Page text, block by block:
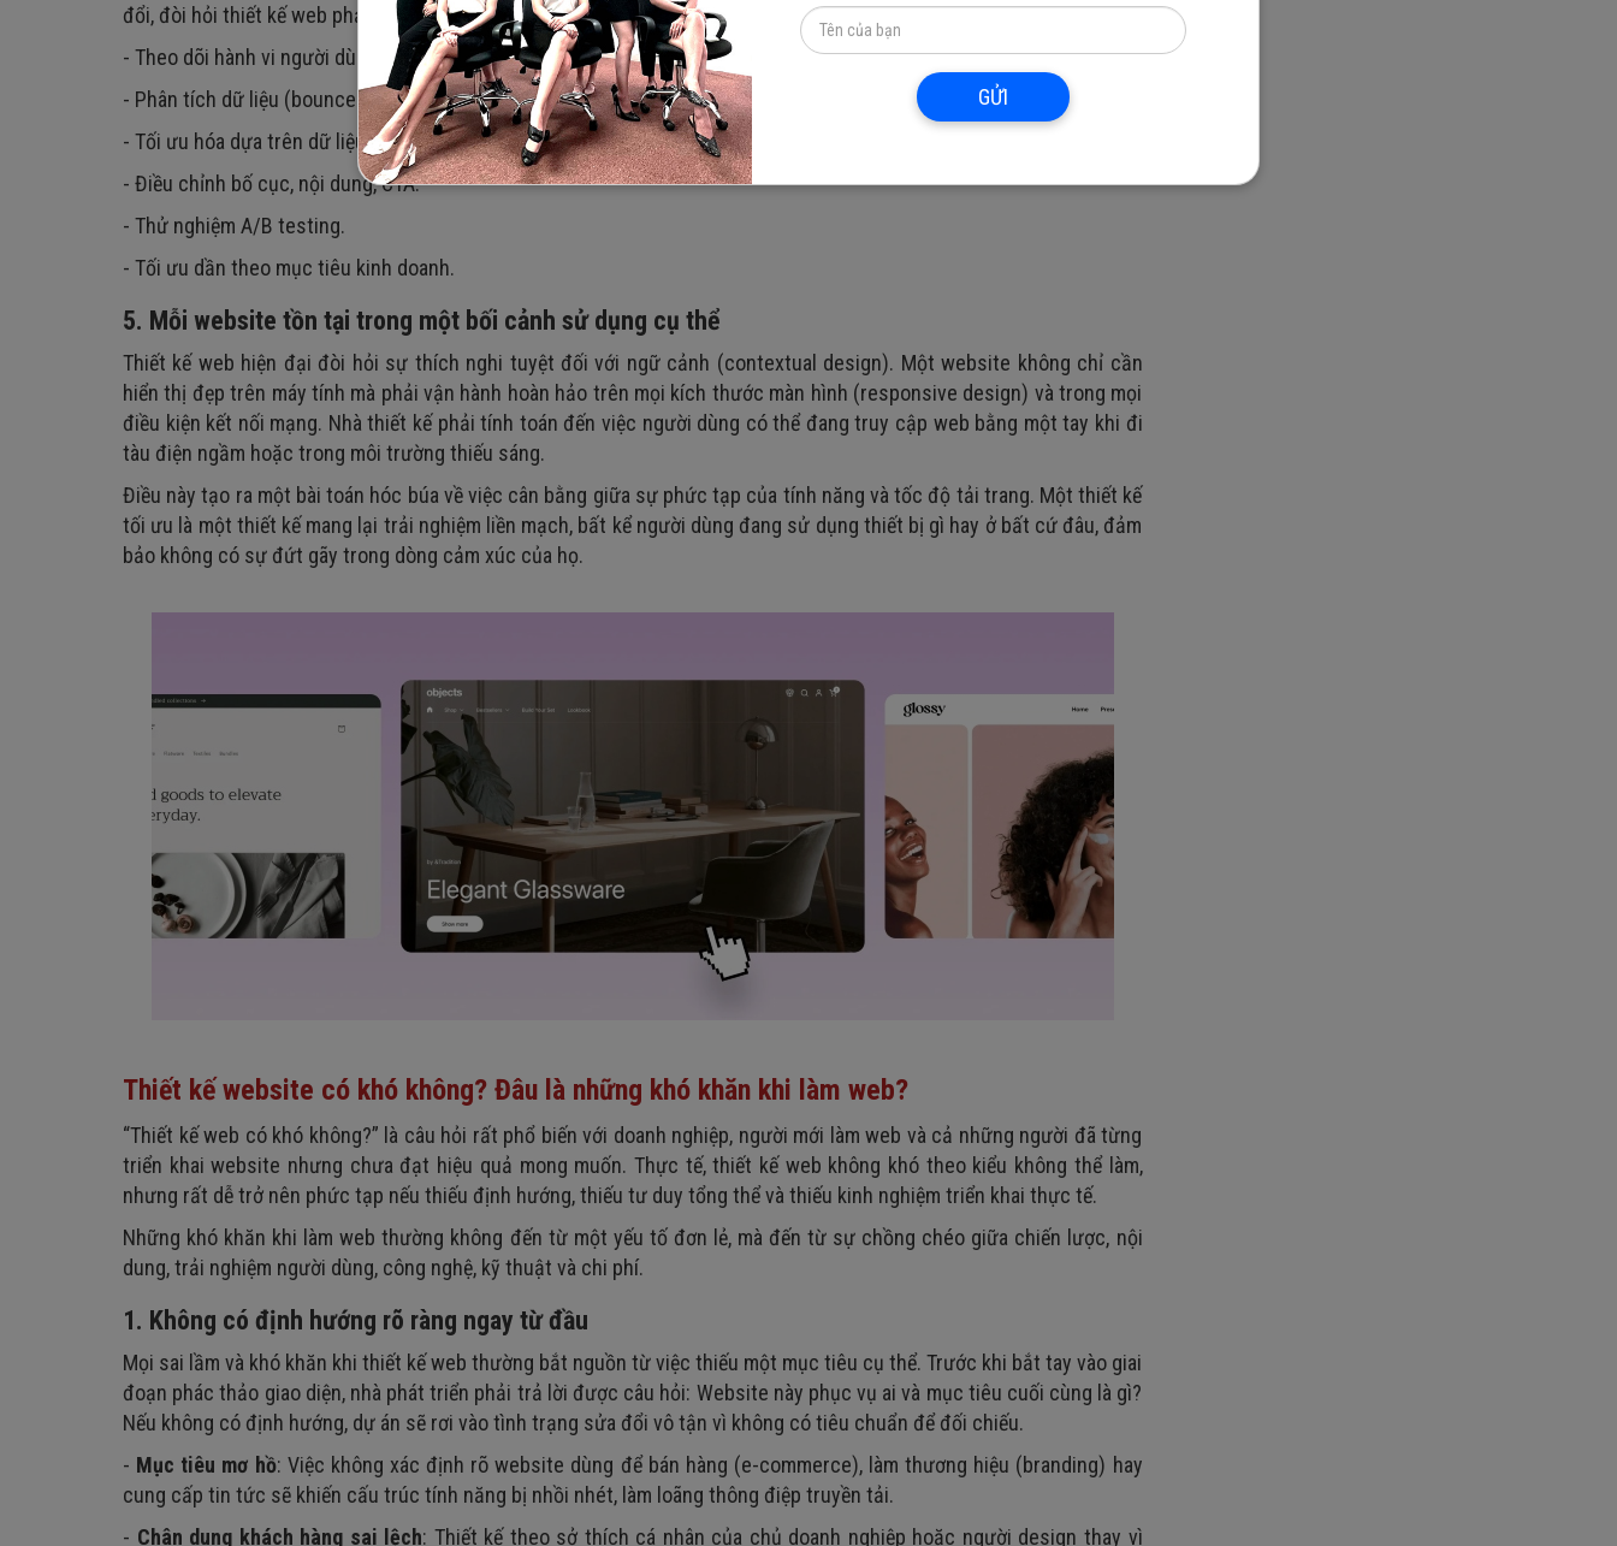
đổi, đòi hỏi thiết kế web phải tuân theo quy trình iterative design (thiết kế lặp):
- Theo dõi hành vi người dùng.
- Phân tích dữ liệu (bounce rate, conversion rate,…)
- Tối ưu hóa dựa trên dữ liệu thực tế.
- Điều chỉnh bố cục, nội dung, CTA.
- Thử nghiệm A/B testing.
- Tối ưu dần theo mục tiêu kinh doanh.
5. Mỗi website tồn tại trong một bối cảnh sử dụng cụ thể
Thiết kế web hiện đại đòi hỏi sự thích nghi tuyệt đối với ngữ cảnh (contextual design). Một website không chỉ cần
hiển thị đẹp trên máy tính mà phải vận hành hoàn hảo trên mọi kích thước màn hình (responsive design) và trong mọi
điều kiện kết nối mạng. Nhà thiết kế phải tính toán đến việc người dùng có thể đang truy cập web bằng một tay khi đi
tàu điện ngầm hoặc trong môi trường thiếu sáng.
Điều này tạo ra một bài toán hóc búa về việc cân bằng giữa sự phức tạp của tính năng và tốc độ tải trang. Một thiết kế
tối ưu là một thiết kế mang lại trải nghiệm liền mạch, bất kể người dùng đang sử dụng thiết bị gì hay ở bất cứ đâu, đảm
bảo không có sự đứt gãy trong dòng cảm xúc của họ.
Thiết kế website có khó không? Đâu là những khó khăn khi làm web?
“Thiết kế web có khó không?” là câu hỏi rất phổ biến với doanh nghiệp, người mới làm web và cả những người đã từng
triển khai website nhưng chưa đạt hiệu quả mong muốn. Thực tế, thiết kế web không khó theo kiểu không thể làm,
nhưng rất dễ trở nên phức tạp nếu thiếu định hướng, thiếu tư duy tổng thể và thiếu kinh nghiệm triển khai thực tế.
Những khó khăn khi làm web thường không đến từ một yếu tố đơn lẻ, mà đến từ sự chồng chéo giữa chiến lược, nội
dung, trải nghiệm người dùng, công nghệ, kỹ thuật và chi phí.
1. Không có định hướng rõ ràng ngay từ đầu
Mọi sai lầm và khó khăn khi thiết kế web thường bắt nguồn từ việc thiếu một mục tiêu cụ thể. Trước khi bắt tay vào giai
đoạn phác thảo giao diện, nhà phát triển phải trả lời được câu hỏi: Website này phục vụ ai và mục tiêu cuối cùng là gì?
Nếu không có định hướng, dự án sẽ rơi vào tình trạng sửa đổi vô tận vì không có tiêu chuẩn để đối chiếu.
- Mục tiêu mơ hồ: Việc không xác định rõ website dùng để bán hàng (e-commerce), làm thương hiệu (branding) hay
cung cấp tin tức sẽ khiến cấu trúc tính năng bị nhồi nhét, làm loãng thông điệp truyền tải.
- Chân dung khách hàng sai lệch: Thiết kế theo sở thích cá nhân của chủ doanh nghiệp hoặc người design thay vì
GỬI